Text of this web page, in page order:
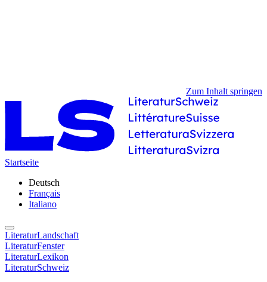
Zum Inhalt springen
Startseite
Deutsch
Français
Italiano
LiteraturLandschaft
LiteraturFenster
LiteraturLexikon
LiteraturSchweiz